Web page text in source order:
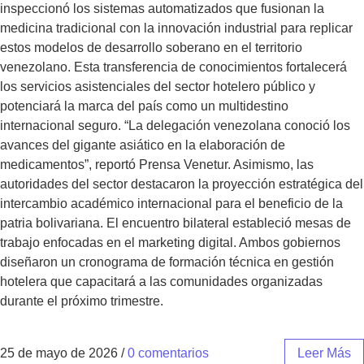
inspeccionó los sistemas automatizados que fusionan la
medicina tradicional con la innovación industrial para replicar
estos modelos de desarrollo soberano en el territorio
venezolano. Esta transferencia de conocimientos fortalecerá
los servicios asistenciales del sector hotelero público y
potenciará la marca del país como un multidestino
internacional seguro. “La delegación venezolana conoció los
avances del gigante asiático en la elaboración de
medicamentos”, reportó Prensa Venetur. Asimismo, las
autoridades del sector destacaron la proyección estratégica del
intercambio académico internacional para el beneficio de la
patria bolivariana. El encuentro bilateral estableció mesas de
trabajo enfocadas en el marketing digital. Ambos gobiernos
diseñaron un cronograma de formación técnica en gestión
hotelera que capacitará a las comunidades organizadas
durante el próximo trimestre.
25 de mayo de 2026 / 0 comentarios Leer Más